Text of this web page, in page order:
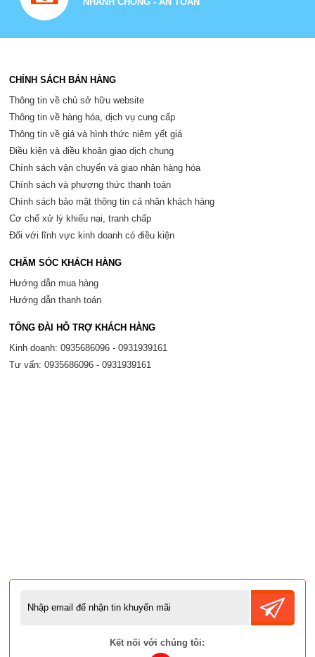
CHÍNH SÁCH BÁN HÀNG
Thông tin về chủ sở hữu website
Thông tin về hàng hóa, dịch vụ cung cấp
Thông tin về giá và hình thức niêm yết giá
Điều kiện và điều khoản giao dịch chung
Chính sách vận chuyển và giao nhận hàng hóa
Chính sách và phương thức thanh toán
Chính sách bảo mật thông tin cá nhân khách hàng
Cơ chế xử lý khiếu nại, tranh chấp
Đối với lĩnh vực kinh doanh có điều kiện
CHĂM SÓC KHÁCH HÀNG
Hướng dẫn mua hàng
Hướng dẫn thanh toán
TỔNG ĐÀI HỖ TRỢ KHÁCH HÀNG
Kinh doanh: 0935686096 - 0931939161
Tư vấn: 0935686096 - 0931939161
Kết nối với chúng tôi: